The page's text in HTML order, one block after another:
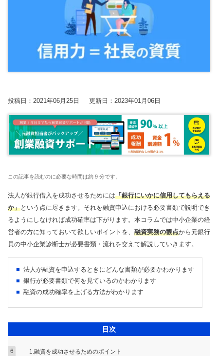
税理士変更をお考えの方
無申告を解消したい方
税理士顧問
相続サービス
会社設立関連
融資・資金繰り
業務代行契約
経営知識発信
【2026年10.11.12月開催】第4回：節税セミナー
【2026年開催】決算書の読み方セミナー
【2026年開催】初心者さんの会社経営塾 2025.11.13更新
開催中の相談会
動画で勉強する！
Youtube
SMC税理士法人の動画はこちら
単発セミナー
相談会
経営情報コラム一覧
確定申告コラム
無申告コラム
経営改善コラム
資金調達コラム
相続コラム
税務調査コラム
トレンドコラム
東京オフィス 名古屋オフィス
多治見オフィス 中津川オフィス
関連ページ
ブログ
曽根康正の経営塾
Youtube
無料で資料ダウンロード
毎月最新情報をお届け
ダウンロードコンテンツ一覧
税務関連
助成金関連
会計事務所向け
投稿日：2021年06月25日 更新日：2023年01月06日
この記事を読むのに必要な時間は約 9 分です。
法人が銀行借入を成功させるためには「銀行にいかに信用してもらえる
か」という点に尽きます。それを融資申込における必要書類で説明でき
るようにしなければ成功確率は下がります。本コラムでは中小企業の経
営者の方に知っておいて欲しいポイントを、 融資実務の観点から元銀行
員の中小企業診断士が必要書類・流れを交えて解説していきます。
法人が融資を申込するときにどんな書類が必要かわかります
銀行が必要書類で何を見ているのかわかります
融資の成功確率を上げる方法がわかります
目次
1.融資を成功させるためのポイント